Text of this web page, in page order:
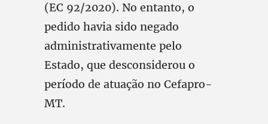
(EC 92/2020). No entanto, o
pedido havia sido negado
administrativamente pelo
Estado, que desconsiderou o
período de atuação no Cefapro-
MT.